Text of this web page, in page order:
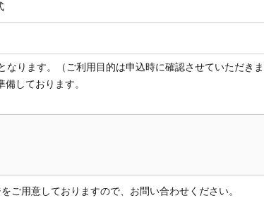
なります。（ご利用目的は申込時に確認させていただきま
しております。
ご用意しておりますので、お問い合わせください。